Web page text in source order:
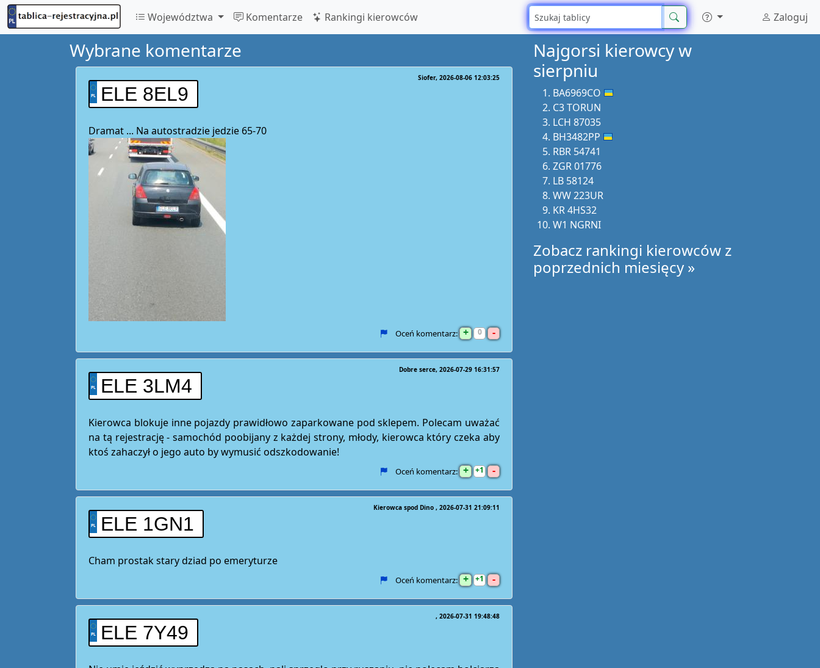
Województwa Komentarze Rankingi kierowców Zaloguj
Wybrane komentarze
ELE 8EL9
Siofer 2026-08-06 12:03:25
Dramat ... Na autostradzie jedzie 65-70
Oceń komentarz: + 0 -
ELE 3LM4
Dobre serce 2026-07-29 16:31:57
Kierowca blokuje inne pojazdy prawidłowo zaparkowane pod sklepem. Polecam uważać
na tą rejestrację - samochód poobijany z każdej strony, młody, kierowca który czeka aby
ktoś zahaczył o jego auto by wymusić odszkodowanie!
Oceń komentarz: + 1 -
ELE 1GN1
Kierowca spod Dino 2026-07-31 21:09:11
Cham prostak stary dziad po emeryturze
Oceń komentarz: + 1 -
ELE 7Y49
2026-07-31 19:48:48
Najgorsi kierowcy w
sierpniu
BA6969CO
C3 TORUN
LCH 87035
BH3482PP
RBR 54741
ZGR 01776
LB 58124
WW 223UR
KR 4HS32
W1 NGRNI
Zobacz rankingi kierowców z
poprzednich miesięcy »